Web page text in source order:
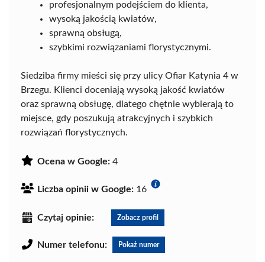
profesjonalnym podejściem do klienta,
wysoką jakością kwiatów,
sprawną obsługą,
szybkimi rozwiązaniami florystycznymi.
Siedziba firmy mieści się przy ulicy Ofiar Katynia 4 w
Brzegu. Klienci doceniają wysoką jakość kwiatów
oraz sprawną obsługę, dlatego chętnie wybierają to
miejsce, gdy poszukują atrakcyjnych i szybkich
rozwiązań florystycznych.
Ocena w Google: 4
Liczba opinii w Google: 16
Czytaj opinie: Zobacz profil
Numer telefonu: Pokaż numer